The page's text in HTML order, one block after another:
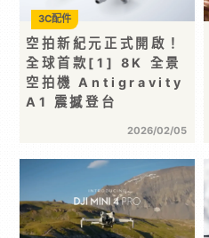
空拍新紀元正式開啟！
全球首款[1] 8K 全景
空拍機 Antigravity
A1 震撼登台
2026/02/05
3C配件